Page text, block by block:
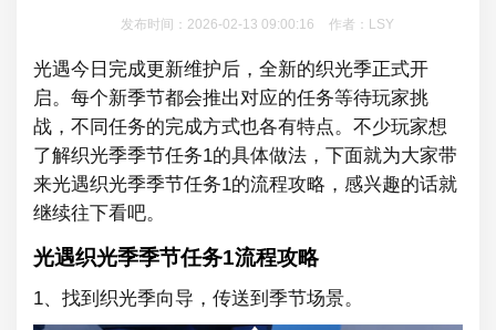
发布时间：2026-02-13 09:00:16 作者：LSY
光遇今日完成更新维护后，全新的织光季正式开
启。每个新季节都会推出对应的任务等待玩家挑
战，不同任务的完成方式也各有特点。不少玩家想
了解织光季季节任务1的具体做法，下面就为大家带
来光遇织光季季节任务1的流程攻略，感兴趣的话就
继续往下看吧。
光遇织光季季节任务1流程攻略
1、找到织光季向导，传送到季节场景。